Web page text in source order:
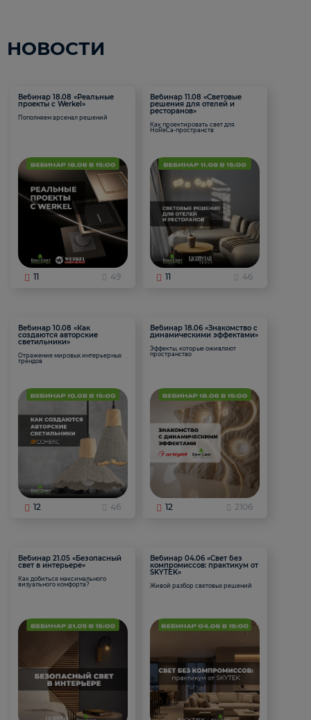
НОВОСТИ
Вебинар 18.08 «Реальные
проекты с Werkel»
Пополняем арсенал решений
11 49
Вебинар 11.08 «Световые
решения для отелей и
ресторанов»
Как проектировать свет для
HoReCa-пространств
11 46
Вебинар 10.08 «Как
создаются авторские
светильники»
Отражение мировых интерьерных
трендов
12 46
Вебинар 18.06 «Знакомство с
динамическими эффектами»
Эффекты, которые оживляют
пространство
12 2106
Вебинар 21.05 «Безопасный
свет в интерьере»
Как добиться максимального
визуального комфорта?
Вебинар 04.06 «Свет без
компромиссов: практикум от
SKYTEK»
Живой разбор световых решений